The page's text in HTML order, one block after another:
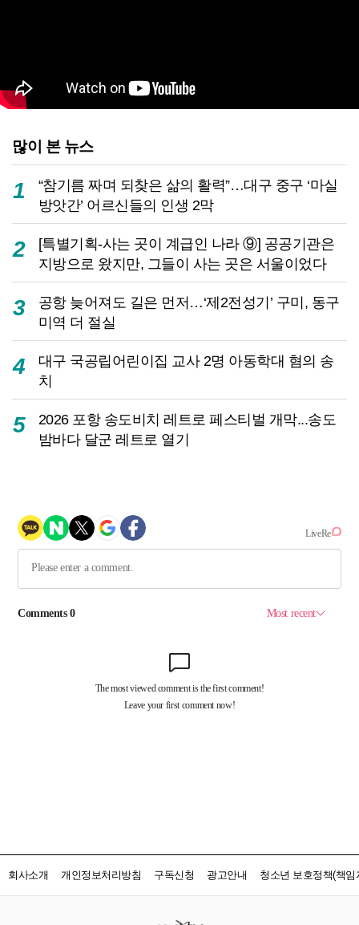
많이 본 뉴스
1
“참기름 짜며 되찾은 삶의 활력”…대구 중구 ‘마실
방앗간’ 어르신들의 인생 2막
2
[특별기획-사는 곳이 계급인 나라 ⑨] 공공기관은
지방으로 왔지만, 그들이 사는 곳은 서울이었다
3
공항 늦어져도 길은 먼저…‘제2전성기’ 구미, 동구
미역 더 절실
4
대구 국공립어린이집 교사 2명 아동학대 혐의 송
치
5
2026 포항 송도비치 레트로 페스티벌 개막...송도
밤바다 달군 레트로 열기
회사소개 개인정보처리방침 구독신청 광고안내 청소년 보호정책(책임